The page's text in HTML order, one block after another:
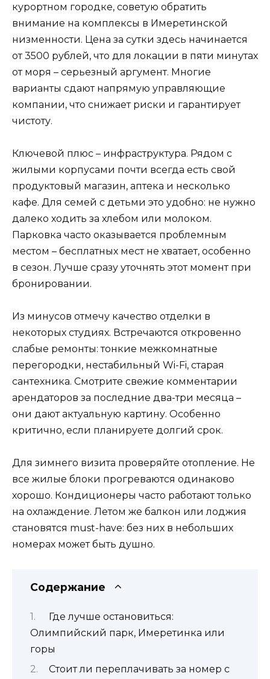
курортном городке, советую обратить
внимание на комплексы в Имеретинской
низменности. Цена за сутки здесь начинается
от 3500 рублей, что для локации в пяти минутах
от моря – серьезный аргумент. Многие
варианты сдают напрямую управляющие
компании, что снижает риски и гарантирует
чистоту.
Ключевой плюс – инфраструктура. Рядом с
жилыми корпусами почти всегда есть свой
продуктовый магазин, аптека и несколько
кафе. Для семей с детьми это удобно: не нужно
далеко ходить за хлебом или молоком.
Парковка часто оказывается проблемным
местом – бесплатных мест не хватает, особенно
в сезон. Лучше сразу уточнять этот момент при
бронировании.
Из минусов отмечу качество отделки в
некоторых студиях. Встречаются откровенно
слабые ремонты: тонкие межкомнатные
перегородки, нестабильный Wi-Fi, старая
сантехника. Смотрите свежие комментарии
арендаторов за последние два-три месяца –
они дают актуальную картину. Особенно
критично, если планируете долгий срок.
Для зимнего визита проверяйте отопление. Не
все жилые блоки прогреваются одинаково
хорошо. Кондиционеры часто работают только
на охлаждение. Летом же балкон или лоджия
становятся must-have: без них в небольших
номерах может быть душно.
Содержание
Где лучше остановиться:
Олимпийский парк, Имеретинка или
горы
Стоит ли переплачивать за номер с